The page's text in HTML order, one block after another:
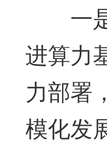
一是
进算力
力部署
模化发